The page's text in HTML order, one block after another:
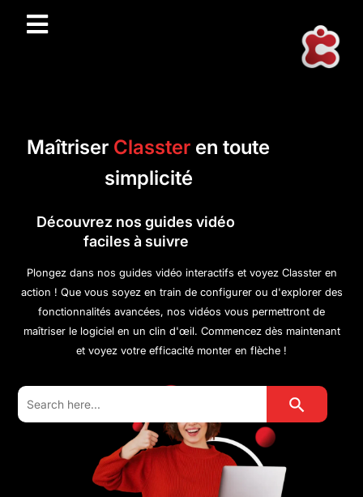
Maîtriser Classter en toute
simplicité
Découvrez nos guides vidéo
faciles à suivre
Plongez dans nos guides vidéo interactifs et voyez Classter en
action ! Que vous soyez en train de configurer ou d'explorer des
fonctionnalités avancées, nos vidéos vous permettront de
maîtriser le logiciel en un clin d'œil. Commencez dès maintenant
et voyez votre efficacité monter en flèche !
Search
for:
Search Button